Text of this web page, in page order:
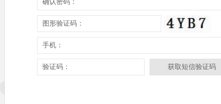
确认密码：
图形验证码：
手机：
验证码： 获取短信验证码